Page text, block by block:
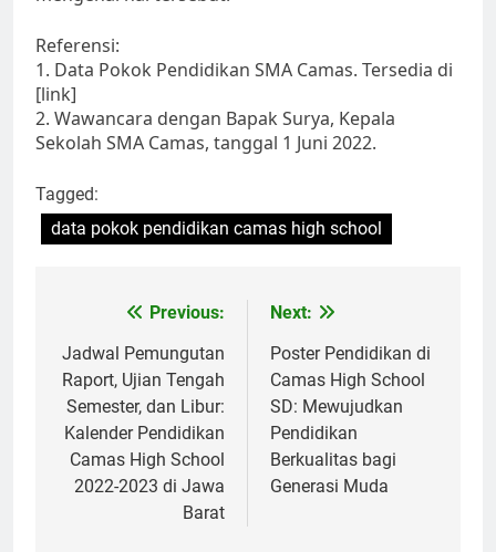
Referensi:
1. Data Pokok Pendidikan SMA Camas. Tersedia di
[link]
2. Wawancara dengan Bapak Surya, Kepala
Sekolah SMA Camas, tanggal 1 Juni 2022.
Tagged:
data pokok pendidikan camas high school
Navigasi
pos
Previous:
Jadwal Pemungutan
Raport, Ujian Tengah
Semester, dan Libur:
Kalender Pendidikan
Camas High School
2022-2023 di Jawa
Barat
Next:
Poster Pendidikan di
Camas High School
SD: Mewujudkan
Pendidikan
Berkualitas bagi
Generasi Muda